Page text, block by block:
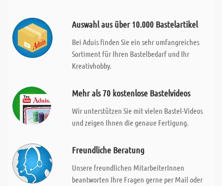
Auswahl aus über 10.000 Bastelartikel
Bei Aduis finden Sie ein sehr umfangreiches
Sortiment für Ihren Bastelbedarf und Ihr
Kreativhobby.
Mehr als 70 kostenlose Bastelvideos
Wir unterstützen Sie mit vielen Bastel-Videos
und zeigen Ihnen die genaue Fertigung.
Freundliche Beratung
Unsere freundlichen MitarbeiterInnen
beantworten Ihre Fragen gerne per Mail oder